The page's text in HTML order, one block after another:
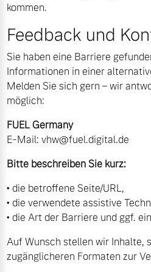
kommen.
Feedback und
Sie haben eine Barriere
Informationen in einer
Melden Sie sich gern – wir
möglich:
FUEL Germany
E‑Mail:vhw@fuel.digital.de
Bitte beschreiben Sie kurz:
• die betroffene Seite/URL,
• die verwendete assistive
• die Art der Barriere und ggf.
Auf Wunsch stellen wir Inhalte,
zugänglicheren Formaten zur